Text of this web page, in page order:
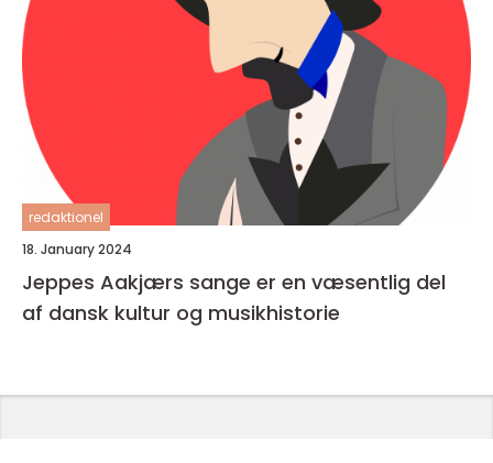
redaktionel
18. January 2024
Jeppes Aakjærs sange er en væsentlig del
af dansk kultur og musikhistorie